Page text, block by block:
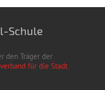
Schule
den Träger der
für die Stadt